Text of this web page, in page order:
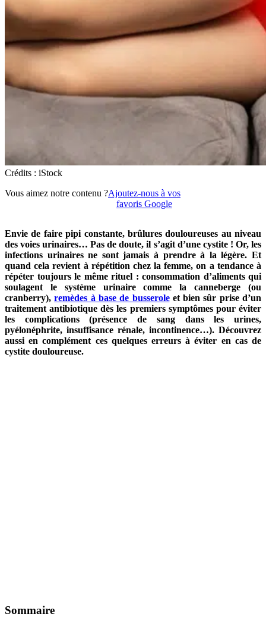
Crédits : iStock
Vous aimez notre contenu ?Ajoutez-nous à vos
favoris Google
Envie de faire pipi constante, brûlures douloureuses au niveau
des voies urinaires… Pas de doute, il s’agit d’une cystite ! Or, les
infections urinaires ne sont jamais à prendre à la légère. Et
quand cela revient à répétition chez la femme, on a tendance à
répéter toujours le même rituel : consommation d’aliments qui
soulagent le système urinaire comme la canneberge (ou
cranberry),remèdes à base de busseroleet bien sûr prise d’un
traitement antibiotique dès les premiers symptômes pour éviter
les complications (présence de sang dans les urines,
pyélonéphrite, insuffisance rénale, incontinence…). Découvrez
aussi en complément ces quelques erreurs à éviter en cas de
cystite douloureuse.
Sommaire